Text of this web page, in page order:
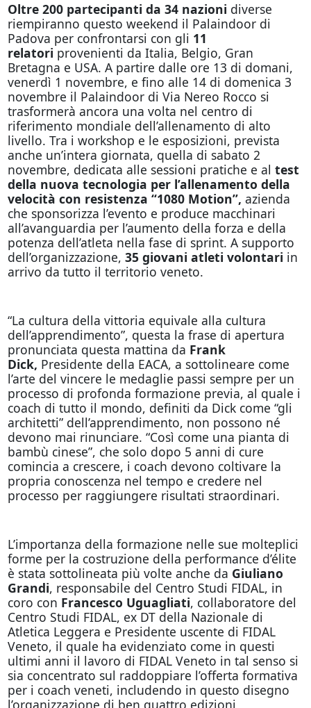
Oltre 200 partecipanti da 34 nazioni diverse
riempiranno questo weekend il Palaindoor di
Padova per confrontarsi con gli 11
relatori provenienti da Italia, Belgio, Gran
Bretagna e USA. A partire dalle ore 13 di domani,
venerdì 1 novembre, e fino alle 14 di domenica 3
novembre il Palaindoor di Via Nereo Rocco si
trasformerà ancora una volta nel centro di
riferimento mondiale dell’allenamento di alto
livello. Tra i workshop e le esposizioni, prevista
anche un’intera giornata, quella di sabato 2
novembre, dedicata alle sessioni pratiche e al test
della nuova tecnologia per l’allenamento della
velocità con resistenza “1080 Motion”, azienda
che sponsorizza l’evento e produce macchinari
all’avanguardia per l’aumento della forza e della
potenza dell’atleta nella fase di sprint. A supporto
dell’organizzazione, 35 giovani atleti volontari in
arrivo da tutto il territorio veneto.
“La cultura della vittoria equivale alla cultura
dell’apprendimento”, questa la frase di apertura
pronunciata questa mattina da Frank
Dick, Presidente della EACA, a sottolineare come
l’arte del vincere le medaglie passi sempre per un
processo di profonda formazione previa, al quale i
coach di tutto il mondo, definiti da Dick come “gli
architetti” dell’apprendimento, non possono né
devono mai rinunciare. “Così come una pianta di
bambù cinese”, che solo dopo 5 anni di cure
comincia a crescere, i coach devono coltivare la
propria conoscenza nel tempo e credere nel
processo per raggiungere risultati straordinari.
L’importanza della formazione nelle sue molteplici
forme per la costruzione della performance d’élite
è stata sottolineata più volte anche da Giuliano
Grandi, responsabile del Centro Studi FIDAL, in
coro con Francesco Uguagliati, collaboratore del
Centro Studi FIDAL, ex DT della Nazionale di
Atletica Leggera e Presidente uscente di FIDAL
Veneto, il quale ha evidenziato come in questi
ultimi anni il lavoro di FIDAL Veneto in tal senso si
sia concentrato sul raddoppiare l’offerta formativa
per i coach veneti, includendo in questo disegno
l’organizzazione di ben quattro edizioni